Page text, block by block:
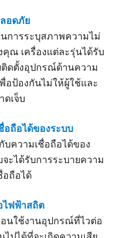
อดภัย
การระบุสภาพความไม่
คุณ เครื่องแต่ละรุ่นได้รับ
ดตั้งอุปกรณ์ด้านความ
อป้องกันไม่ให้ผู้ใช้และ
ดเจ็บ
อถือได้ของระบบ
บความเชื่อถือได้ของ
ะได้รับการระบายความ
อถือได้
ไฟฟ้าสถิต
นใช้งานอุปกรณ์ที่ไวต่อ